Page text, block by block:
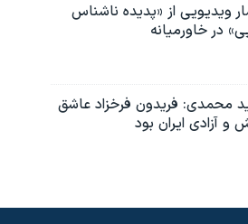
ویدیویی از «پدیده‌ ناشناس
در خاورمیانه
محمدی: فریدون فرخزاد عاشق
و آزادی ایران بود